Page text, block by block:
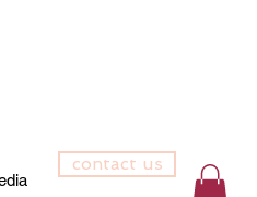
contact us